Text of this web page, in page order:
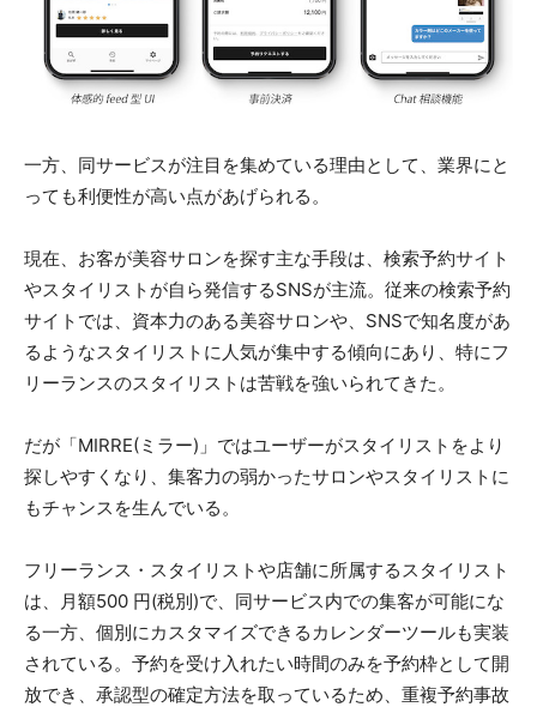
一方、同サービスが注目を集めている理由として、業界にと
っても利便性が高い点があげられる。
現在、お客が美容サロンを探す主な手段は、検索予約サイト
やスタイリストが自ら発信するSNSが主流。従来の検索予約
サイトでは、資本力のある美容サロンや、SNSで知名度があ
るようなスタイリストに人気が集中する傾向にあり、特にフ
リーランスのスタイリストは苦戦を強いられてきた。
だが「MIRRE(ミラー)」ではユーザーがスタイリストをより
探しやすくなり、集客力の弱かったサロンやスタイリストに
もチャンスを生んでいる。
フリーランス・スタイリストや店舗に所属するスタイリスト
は、月額500 円(税別)で、同サービス内での集客が可能にな
る一方、個別にカスタマイズできるカレンダーツールも実装
されている。予約を受け入れたい時間のみを予約枠として開
放でき、承認型の確定方法を取っているため、重複予約事故